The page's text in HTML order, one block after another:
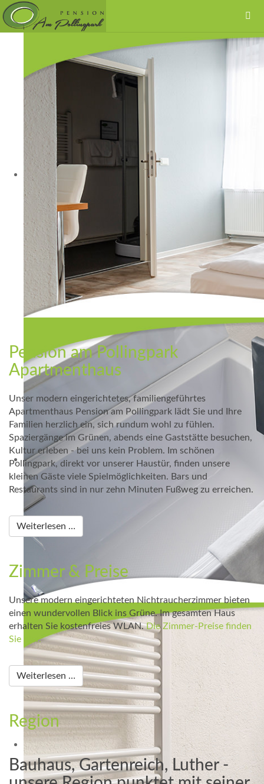
Pension am Pollingpark
Apartmenthaus
Unser modern eingerichtetes, familiengeführtes
Apartmenthaus Pension am Pollingpark lädt Sie und Ihre
Familien herzlich ein, sich rundum wohl zu fühlen.
Spaziergänge im Grünen, abends eine Gaststätte besuchen,
Kultur erleben - bei uns kein Problem. Im schönen
Pollingpark, direkt vor unserer Haustür, finden unsere
kleinen Gäste viele Spielmöglichkeiten. Bars und
Restaurants sind in nur zehn Minuten Fußweg zu erreichen.
Weiterlesen …
Zimmer & Preise
Unsere modern eingerichteten Nichtraucherzimmer bieten
einen wundervollen Blick ins Grüne. Im gesamten Haus
erhalten Sie kostenfreies WLAN.Die Zimmer-Preise finden
Sie hier.
Weiterlesen …
Region
Bauhaus, Gartenreich, Luther -